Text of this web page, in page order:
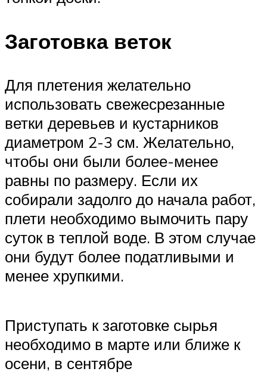
Заготовка веток
Для плетения желательно
использовать свежесрезанные
ветки деревьев и кустарников
диаметром 2-3 см. Желательно,
чтобы они были более-менее
равны по размеру. Если их
собирали задолго до начала работ,
плети необходимо вымочить пару
суток в теплой воде. В этом случае
они будут более податливыми и
менее хрупкими.
Приступать к заготовке сырья
необходимо в марте или ближе к
осени, в сентябре